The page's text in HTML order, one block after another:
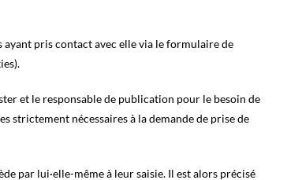
ayant pris contact avec elle via le formulaire de
et le responsable de publication pour le besoin de
strictement nécessaires à la demande de prise de
par lui·elle-même à leur saisie. Il est alors précisé